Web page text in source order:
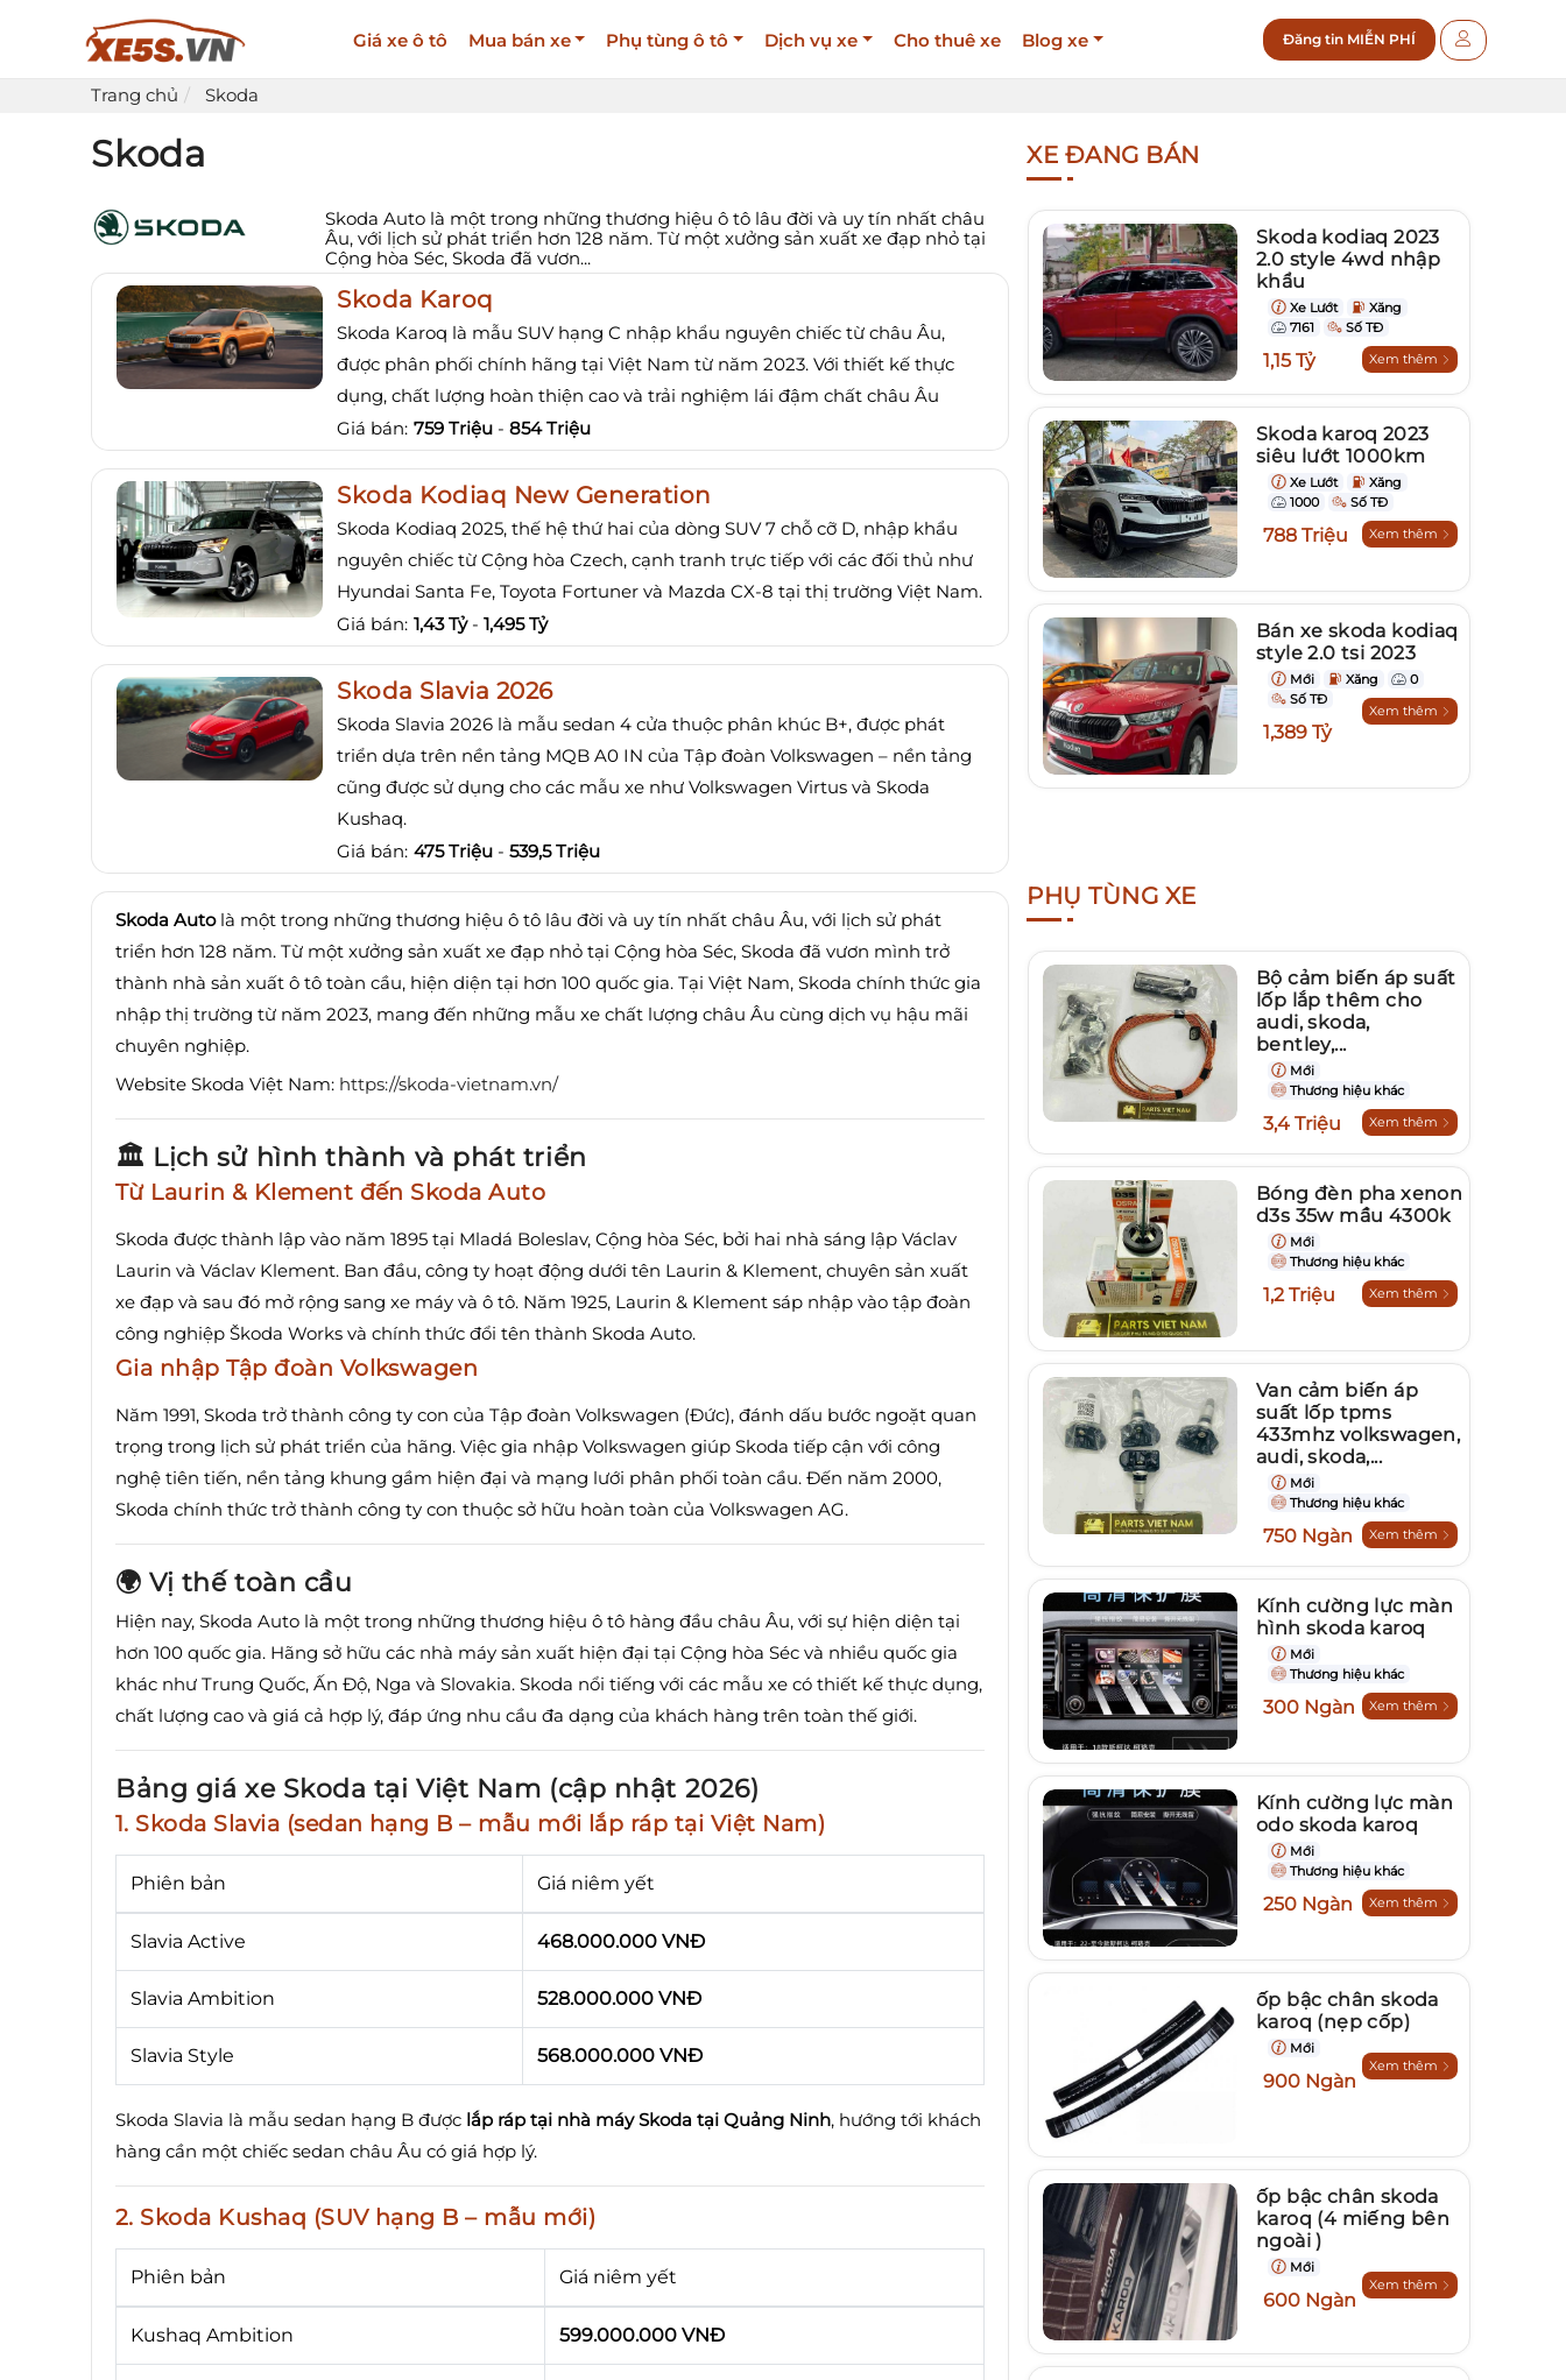
Giá xe ô tô Mua bán xe Phụ tùng ô tô Dịch vụ xe Cho thuê xe Blog xe Đăng tin MIỄN PHÍ
Trang chủ Skoda
Skoda
Skoda Auto là một trong những thương hiệu ô tô lâu đời và uy tín nhất châu
Âu, với lịch sử phát triển hơn 128 năm. Từ một xưởng sản xuất xe đạp nhỏ tại
Cộng hòa Séc, Skoda đã vươn...
Skoda Karoq
Skoda Karoq là mẫu SUV hạng C nhập khẩu nguyên chiếc từ châu Âu,
được phân phối chính hãng tại Việt Nam từ năm 2023. Với thiết kế thực
dụng, chất lượng hoàn thiện cao và trải nghiệm lái đậm chất châu Âu
Giá bán: 759 Triệu - 854 Triệu
Skoda Kodiaq New Generation
Skoda Kodiaq 2025, thế hệ thứ hai của dòng SUV 7 chỗ cỡ D, nhập khẩu
nguyên chiếc từ Cộng hòa Czech, cạnh tranh trực tiếp với các đối thủ như
Hyundai Santa Fe, Toyota Fortuner và Mazda CX-8 tại thị trường Việt Nam.
Giá bán: 1,43 Tỷ - 1,495 Tỷ
Skoda Slavia 2026
Skoda Slavia 2026 là mẫu sedan 4 cửa thuộc phân khúc B+, được phát
triển dựa trên nền tảng MQB A0 IN của Tập đoàn Volkswagen – nền tảng
cũng được sử dụng cho các mẫu xe như Volkswagen Virtus và Skoda
Kushaq.
Giá bán: 475 Triệu - 539,5 Triệu
Skoda Autolà một trong những thương hiệu ô tô lâu đời và uy tín nhất châu Âu, với lịch sử phát
triển hơn 128 năm. Từ một xưởng sản xuất xe đạp nhỏ tại Cộng hòa Séc, Skoda đã vươn mình trở
thành nhà sản xuất ô tô toàn cầu, hiện diện tại hơn 100 quốc gia. Tại Việt Nam, Skoda chính thức gia
nhập thị trường từ năm 2023, mang đến những mẫu xe chất lượng châu Âu cùng dịch vụ hậu mãi
chuyên nghiệp.
Website Skoda Việt Nam: https://skoda-vietnam.vn/
🏛️ Lịch sử hình thành và phát triển
Từ Laurin & Klement đến Skoda Auto
Skoda được thành lập vào năm 1895 tại Mladá Boleslav, Cộng hòa Séc, bởi hai nhà sáng lập Václav
Laurin và Václav Klement. Ban đầu, công ty hoạt động dưới tên Laurin & Klement, chuyên sản xuất
xe đạp và sau đó mở rộng sang xe máy và ô tô. Năm 1925, Laurin & Klement sáp nhập vào tập đoàn
công nghiệp Škoda Works và chính thức đổi tên thành Skoda Auto.
Gia nhập Tập đoàn Volkswagen
Năm 1991, Skoda trở thành công ty con của Tập đoàn Volkswagen (Đức), đánh dấu bước ngoặt quan
trọng trong lịch sử phát triển của hãng. Việc gia nhập Volkswagen giúp Skoda tiếp cận với công
nghệ tiên tiến, nền tảng khung gầm hiện đại và mạng lưới phân phối toàn cầu. Đến năm 2000,
Skoda chính thức trở thành công ty con thuộc sở hữu hoàn toàn của Volkswagen AG.
🌍 Vị thế toàn cầu
Hiện nay, Skoda Auto là một trong những thương hiệu ô tô hàng đầu châu Âu, với sự hiện diện tại
hơn 100 quốc gia. Hãng sở hữu các nhà máy sản xuất hiện đại tại Cộng hòa Séc và nhiều quốc gia
khác như Trung Quốc, Ấn Độ, Nga và Slovakia. Skoda nổi tiếng với các mẫu xe có thiết kế thực dụng,
chất lượng cao và giá cả hợp lý, đáp ứng nhu cầu đa dạng của khách hàng trên toàn thế giới.
Bảng giá xe Skoda tại Việt Nam (cập nhật 2026)
1. Skoda Slavia (sedan hạng B – mẫu mới lắp ráp tại Việt Nam)
Phiên bản Giá niêm yết
Slavia Active 468.000.000 VNĐ
Slavia Ambition 528.000.000 VNĐ
Slavia Style 568.000.000 VNĐ
Skoda Slavia là mẫu sedan hạng B được lắp ráp tại nhà máy Skoda tại Quảng Ninh, hướng tới khách
hàng cần một chiếc sedan châu Âu có giá hợp lý.
2. Skoda Kushaq (SUV hạng B – mẫu mới)
Phiên bản Giá niêm yết
Kushaq Ambition 599.000.000 VNĐ
XE ĐANG BÁN
Skoda kodiaq 2023
2.0 style 4wd nhập
khẩu
Xe Lướt
Xăng
7161
Số TĐ
Xem thêm
1,15 Tỷ
Skoda karoq 2023
siêu lướt 1000km
Xe Lướt
Xăng
1000
Số TĐ
Xem thêm
788 Triệu
Bán xe skoda kodiaq
style 2.0 tsi 2023
Mới Xăng
0
Số TĐ
Xem thêm
1,389 Tỷ
PHỤ TÙNG XE
Bộ cảm biến áp suất
lốp lắp thêm cho
audi, skoda,
bentley,...
Mới
Thương hiệu khác
Xem thêm
3,4 Triệu
Bóng đèn pha xenon
d3s 35w mầu 4300k
Mới
Thương hiệu khác
Xem thêm
1,2 Triệu
Van cảm biến áp
suất lốp tpms
433mhz volkswagen,
audi, skoda,...
Mới
Thương hiệu khác
Xem thêm
750 Ngàn
Kính cường lực màn
hình skoda karoq
Mới
Thương hiệu khác
Xem thêm
300 Ngàn
Kính cường lực màn
odo skoda karoq
Mới
Thương hiệu khác
Xem thêm
250 Ngàn
ốp bậc chân skoda
karoq (nẹp cốp)
Mới
Xem thêm
900 Ngàn
ốp bậc chân skoda
karoq (4 miếng bên
ngoài )
Mới
Xem thêm
600 Ngàn